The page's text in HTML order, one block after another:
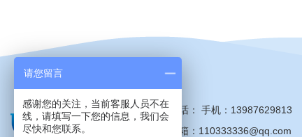
电话： 手机： 13987629813
邮箱：110333336@qq.com
请您留言
感谢您的关注，当前客服人员不在
线，请填写一下您的信息，我们会
尽快和您联系。